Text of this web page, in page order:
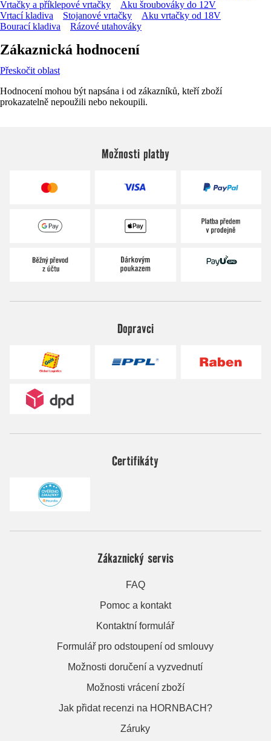
Vrtačky a příklepové vrtačky
Aku šroubováky do 12V
Vrtací kladiva
Stojanové vrtačky
Aku vrtačky od 18V
Bourací kladiva
Rázové utahováky
Zákaznická hodnocení
Přeskočit oblast
Hodnocení mohou být napsána i od zákazníků, kteří zboží
prokazatelně nepoužili nebo nekoupili.
Možnosti platby
Dopravci
Certifikáty
Zákaznický servis
FAQ
Pomoc a kontakt
Kontaktní formulář
Formulář pro odstoupení od smlouvy
Možnosti doručení a vyzvednutí
Možnosti vrácení zboží
Jak přidat recenzi na HORNBACH?
Záruky